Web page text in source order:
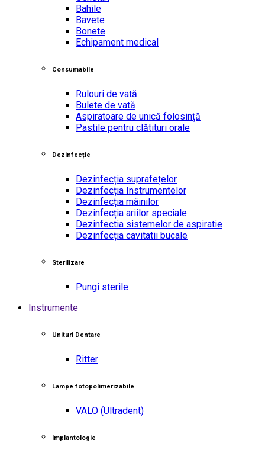
Bahile
Bavete
Bonete
Echipament medical
Consumabile
Rulouri de vată
Bulete de vată
Aspiratoare de unică folosință
Pastile pentru clătituri orale
Dezinfecție
Dezinfecția suprafețelor
Dezinfecția Instrumentelor
Dezinfecția mâinilor
Dezinfecția ariilor speciale
Dezinfectia sistemelor de aspiratie
Dezinfecția cavitatii bucale
Sterilizare
Pungi sterile
Instrumente
Unituri Dentare
Ritter
Lampe fotopolimerizabile
VALO (Ultradent)
Implantologie